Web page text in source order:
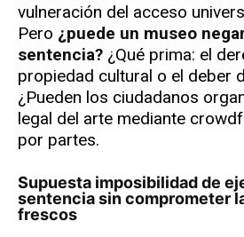
vulneración del acceso
Pero ¿puede un museo
sentencia? ¿Qué prima: el
propiedad cultural o el deber
¿Pueden los ciudadanos
legal del arte mediante
por partes.
Supuesta imposibilidad de ejecutar la
sentencia sin comprometer
frescos